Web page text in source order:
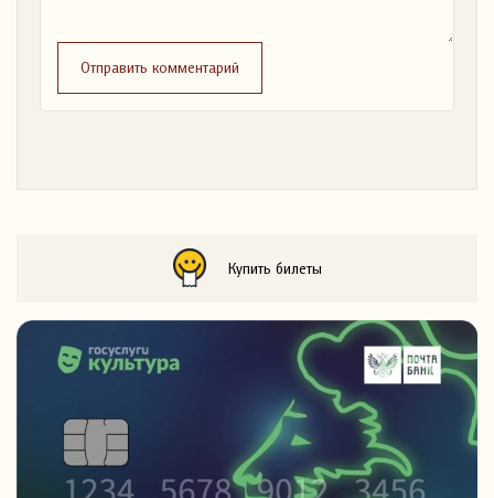
Отправить комментарий
Купить билеты